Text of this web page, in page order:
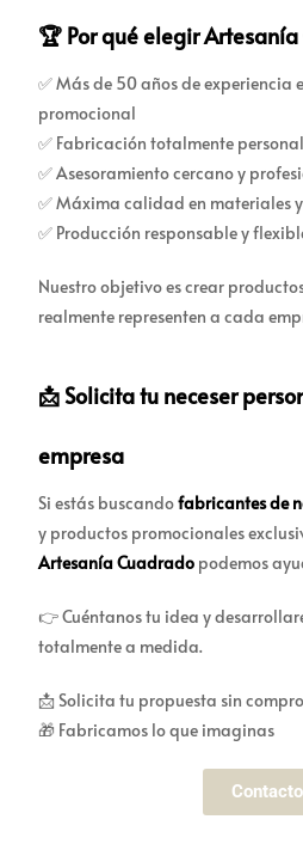
🏆 Por qué elegir
✅ Más de 50 años de experiencia
promocional
✅ Fabricación totalmente
✅ Asesoramiento cercano y
✅ Máxima calidad en materiales
✅ Producción responsable y
Nuestro objetivo es crear
realmente representen a cada
📩 Solicita tu neceser
empresa
Si estás buscandofabricantes de
y productos promocionales
Artesanía Cuadrado podemos
👉 Cuéntanos tu idea y
totalmente a medida.
📩 Solicita tu propuesta sin
🎁 Fabricamos lo que imaginas
Contacto